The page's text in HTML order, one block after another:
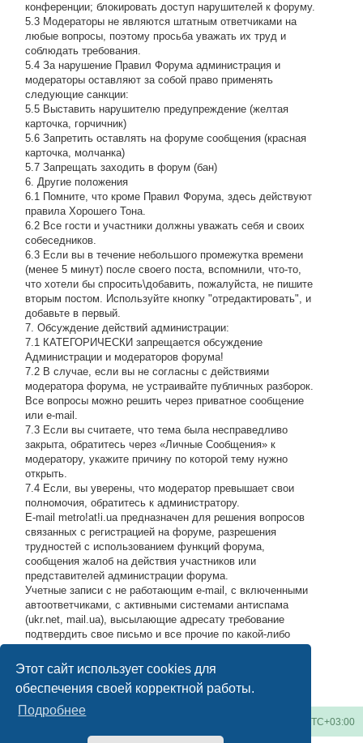
Этот сайт использует cookies для
обеспечения своей корректной работы.
Подробнее
конференции; блокировать доступ нарушителей к форуму.
5.3 Модераторы не являются штатным ответчиками на
любые вопросы, поэтому просьба уважать их труд и
соблюдать требования.
5.4 За нарушение Правил Форума администрация и
модераторы оставляют за собой право применять
следующие санкции:
5.5 Выставить нарушителю предупреждение (желтая
карточка, горчичник)
5.6 Запретить оставлять на форуме сообщения (красная
карточка, молчанка)
5.7 Запрещать заходить в форум (бан)
6. Другие положения
6.1 Помните, что кроме Правил Форума, здесь действуют
правила Хорошего Тона.
6.2 Все гости и участники должны уважать себя и своих
собеседников.
6.3 Если вы в течение небольшого промежутка времени
(менее 5 минут) после своего поста, вспомнили, что-то,
что хотели бы спросить\добавить, пожалуйста, не пишите
вторым постом. Используйте кнопку "отредактировать", и
добавьте в первый.
7. Обсуждение действий администрации:
7.1 КАТЕГОРИЧЕСКИ запрещается обсуждение
Администрации и модераторов форума!
7.2 В случае, если вы не согласны с действиями
модератора форума, не устраивайте публичных разборок.
Все вопросы можно решить через приватное сообщение
или e-mail.
7.3 Если вы считаете, что тема была несправедливо
закрыта, обратитесь через «Личные Сообщения» к
модератору, укажите причину по которой тему нужно
открыть.
7.4 Если, вы уверены, что модератор превышает свои
полномочия, обратитесь к администратору.
E-mail metro!at!i.ua предназначен для решения вопросов
связанных с регистрацией на форуме, разрешения
трудностей с использованием функций форума,
сообщения жалоб на действия участников или
представителей администрации форума.
Учетные записи с не работающим e-mail, с включенными
автоответчиками, с активными системами антиспама
(ukr.net, mail.ua), высылающие адресату требование
подтвердить свое письмо и все прочие по какой-либо
высылающие мусор на адрес администрации, будут
блокироваться по усмотрению администратора.
UTC+03:00